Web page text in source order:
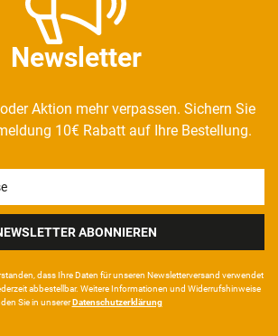
Newsletter
Aktion mehr verpassen. Sichern Sie
10€ Rabatt auf Ihre Bestellung.
ABONNIEREN
dass Ihre Da­ten für unseren News­letter­versand ver­wen­det
ab­bestel­lbar. Weitere Infor­mationen und Wider­rufshin­weise
Sie in unsererDaten­schutz­erklärung